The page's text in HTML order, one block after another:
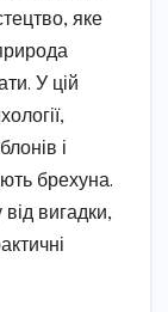
яке
У цій
і
брехуна.
від вигадки,